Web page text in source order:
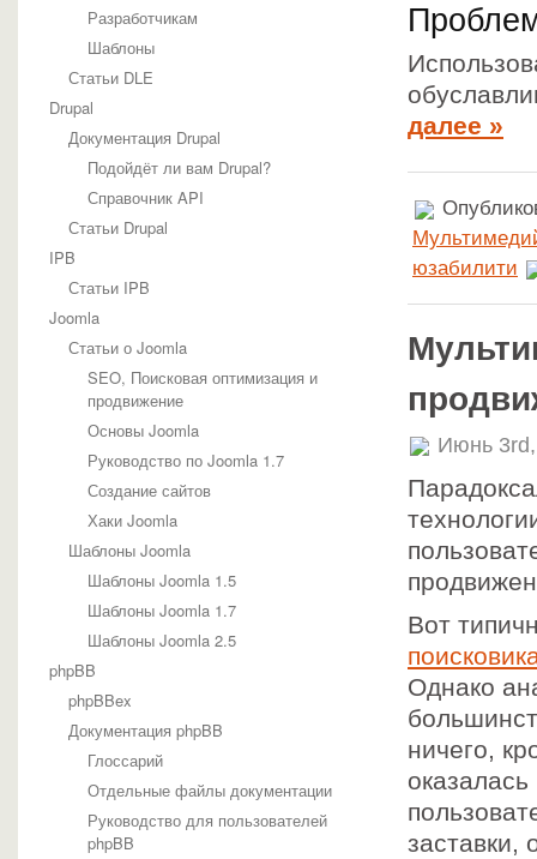
Разработчикам
Шаблоны
Статьи DLE
Drupal
Документация Drupal
Подойдёт ли вам Drupal?
Справочник API
Статьи Drupal
IPB
Статьи IPB
Joomla
Статьи о Joomla
SEO, Поисковая оптимизация и
продвижение
Основы Joomla
Руководство по Joomla 1.7
Создание сайтов
Хаки Joomla
Шаблоны Joomla
Шаблоны Joomla 1.5
Шаблоны Joomla 1.7
Шаблоны Joomla 2.5
phpBB
phpBBex
Документация phpBB
Глоссарий
Отдельные файлы документации
Руководство для пользователей
phpBB
далее »
юзабилити
Июнь
Вот
Однако
ничего,
заставки,